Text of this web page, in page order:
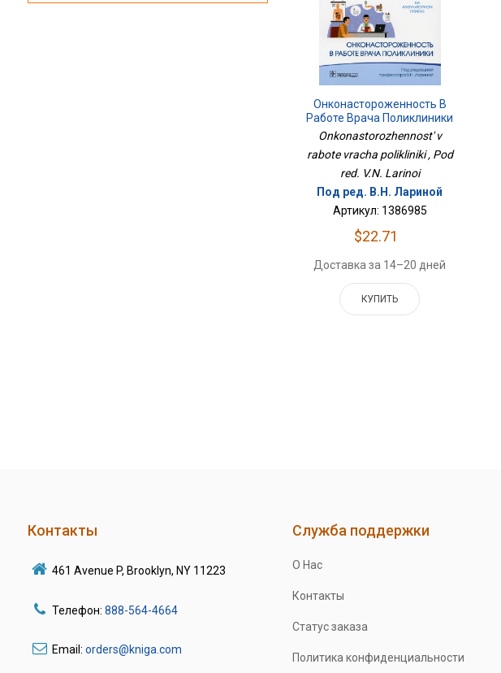
Онконастороженность В
Работе Врача Поликлиники
Onkonastorozhennost' v
rabote vracha polikliniki , Pod
red. V.N. Larinoi
Под ред. В.Н. Лариной
Артикул: 1386985
$22.71
Доставка за 14–20 дней
КУПИТЬ
Контакты
461 Avenue P, Brooklyn, NY 11223
Телефон: 888-564-4664
Email: orders@kniga.com
Служба поддержки
О Нас
Контакты
Статус заказа
Политика конфиденциальности